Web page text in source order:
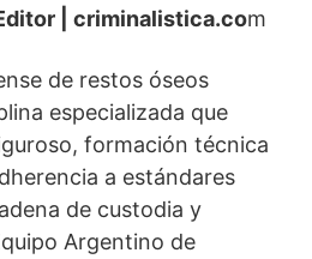
| criminalistica.com
de restos óseos
especializada que
formación técnica
a estándares
de custodia y
Argentino de